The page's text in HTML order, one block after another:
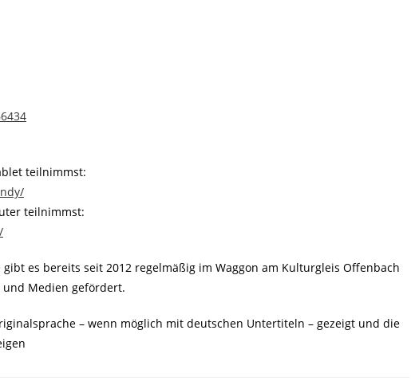
teilnimmst:
teilnimmst:
es bereits seit 2012 regelmäßig im Waggon am Kulturgleis Offenbach
und Medien gefördert.
– wenn möglich mit deutschen Untertiteln – gezeigt und die